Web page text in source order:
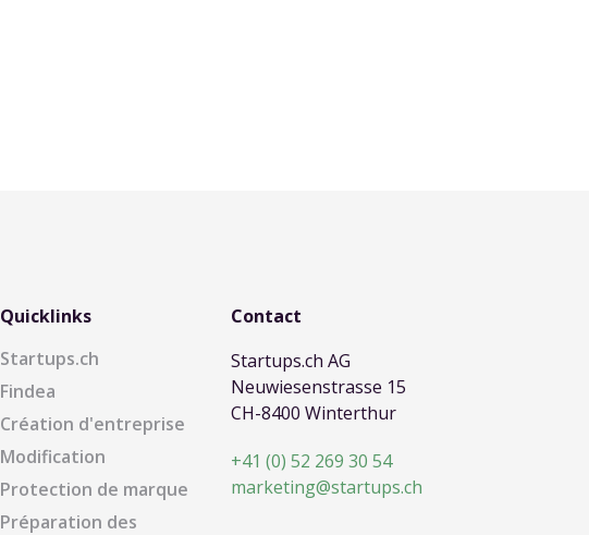
Quicklinks
Startups.ch
Findea
Création d'entreprise
Modification
Protection de marque
Préparation des
Contact
Startups.ch AG
Neuwiesenstrasse 15
CH-8400 Winterthur
+41 (0) 52 269 30 54
marketing@startups.ch